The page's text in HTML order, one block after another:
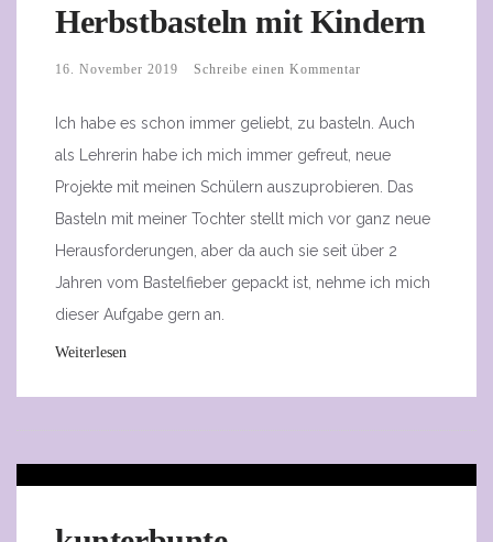
Herbstbasteln mit Kindern
16. November 2019 Schreibe einen Kommentar
Ich habe es schon immer geliebt, zu basteln. Auch
als Lehrerin habe ich mich immer gefreut, neue
Projekte mit meinen Schülern auszuprobieren. Das
Basteln mit meiner Tochter stellt mich vor ganz neue
Herausforderungen, aber da auch sie seit über 2
Jahren vom Bastelfieber gepackt ist, nehme ich mich
dieser Aufgabe gern an.
Weiterlesen